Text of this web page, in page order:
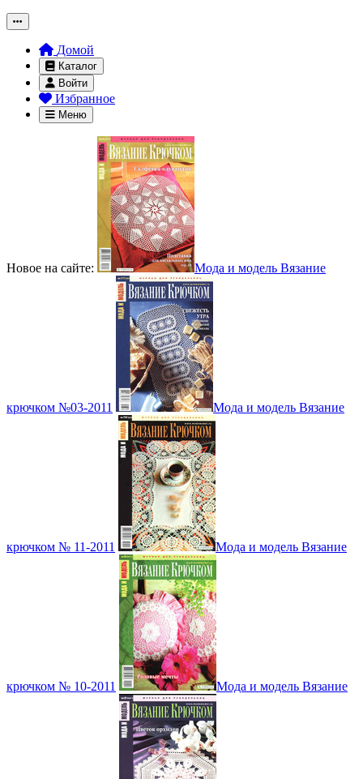
Домой
Каталог
Войти
Избранное
Меню
Новое на сайте: Мода и модель Вязание
крючком №03-2011 Мода и модель Вязание
крючком № 11-2011 Мода и модель Вязание
крючком № 10-2011 Мода и модель Вязание